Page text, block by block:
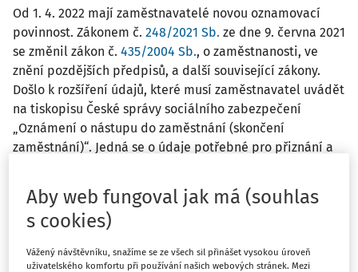
Od 1. 4. 2022 mají zaměstnavatelé novou oznamovací
povinnost. Zákonem č. 248/2021 Sb. ze dne 9. června 2021
se změnil zákon č. 435/2004 Sb., o zaměstnanosti, ve
znění pozdějších předpisů, a další související zákony.
Došlo k rozšíření údajů, které musí zaměstnavatel uvádět
na tiskopisu České správy sociálního zabezpečení
„Oznámení o nástupu do zaměstnání (skončení
zaměstnání)“. Jedná se o údaje potřebné pro přiznání a
novelizovaným
§ 42 odst. 3 zákona o zaměstnanosti
úřady práce získají údaje potřebné pro přiznání a
poskytování podpory v nezaměstnanosti od České správy
Aby web fungoval jak má (souhlas
s cookies)
Vážený návštěvníku, snažíme se ze všech sil přinášet vysokou úroveň
uživatelského komfortu při používání našich webových stránek. Mezi